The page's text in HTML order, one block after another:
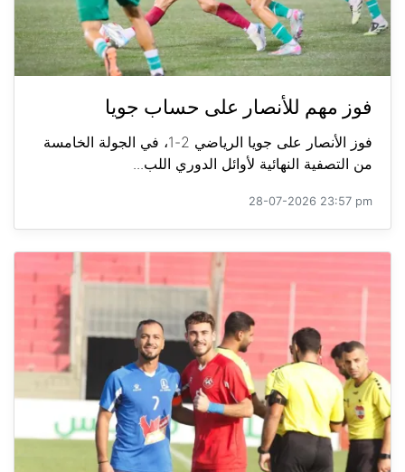
فوز مهم للأنصار على حساب جويا
فوز الأنصار على جويا الرياضي 2-1، في الجولة الخامسة
من التصفية النهائية لأوائل الدوري اللب...
28-07-2026 23:57 pm